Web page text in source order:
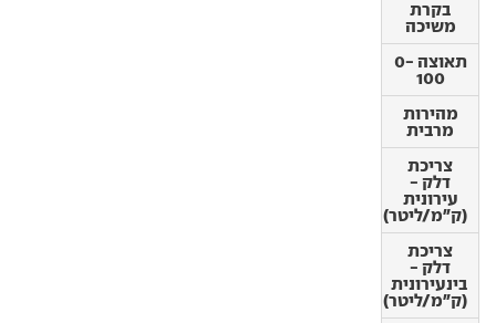
בקרת
משיכה
תאוצה 0-
100
מהירות
מרבית
צריכת
דלק -
עירונית
(ק"מ/ליטר)
צריכת
דלק -
בינעירונית
(ק"מ/ליטר)
תאוצה 0-
100
מהירות
מרבית
צריכת
דלק -
עירונית
(ק"מ/ליטר)
צריכת
דלק -
בינעירונית
(ק"מ/ליטר)
צריכת